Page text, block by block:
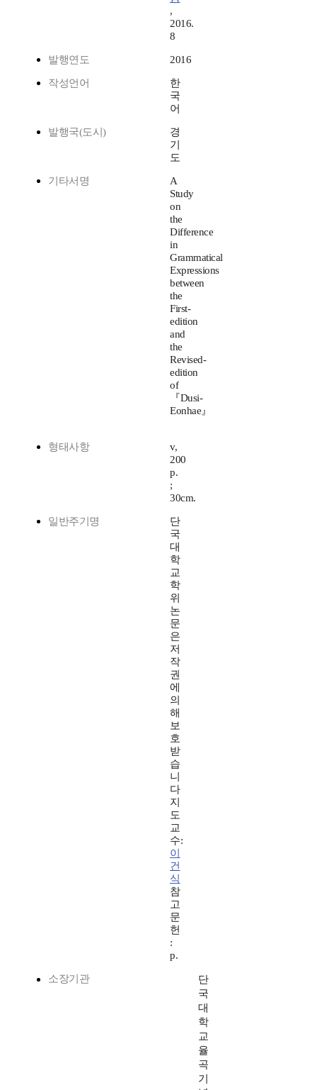
,
2016.
8
발행연도 2016
작성언어
한
국
어
발행국(도시)
경
기
도
기타서명
A
Study
on
the
Difference
in
Grammatical
Expressions
between
the
First-
edition
and
the
Revised-
edition
of
『Dusi-
Eonhae』
형태사항
v,
200
p.
;
30cm.
일반주기명
단
국
대
학
교
학
위
논
문
은
저
작
권
에
의
해
보
호
받
습
니
다
지
도
교
수:
이
건
식
참
고
문
헌
:
p.
소장기관
단
국
대
학
교
율
곡
기